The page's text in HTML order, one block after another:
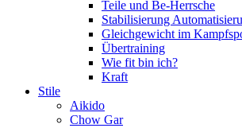
Teile und Be-Herrsche
Stabilisierung
Gleichgewicht im
Übertraining
Wie fit bin ich?
Kraft
Stile
Aikido
Chow Gar